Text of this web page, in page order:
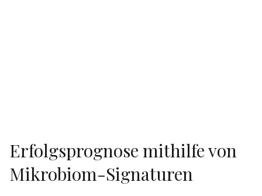
Erfolgsprognose mithilfe von
Mikrobiom-Signaturen